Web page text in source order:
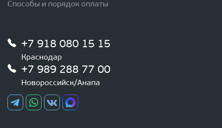
Способы и порядок оплаты
+7 918 080 15 15
Краснодар
+7 989 288 77 00
Новороссийск/Анапа